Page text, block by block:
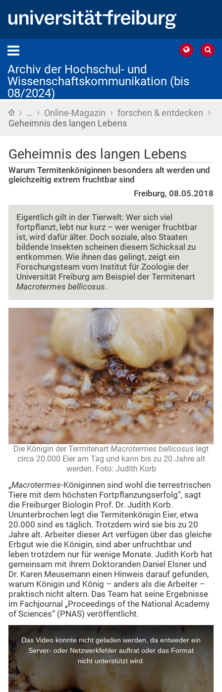
Archiv der Hochschul- und
Wissenschaftskommunikation (bis
08/2024)
Startseite
› … › Online-Magazin › forschen & entdecken ›
Geheimnis des langen Lebens
Geheimnis des langen Lebens
Warum Termitenköniginnen besonders alt werden und
gleichzeitig extrem fruchtbar sind
Freiburg, 08.05.2018
Eigentlich gilt in der Tierwelt: Wer sich viel
fortpflanzt, lebt nur kurz – wer weniger fruchtbar
ist, wird dafür älter. Doch soziale, also Staaten
bildende Insekten scheinen diesem Schicksal zu
entkommen. Wie ihnen das gelingt, zeigt ein
Forschungsteam vom Institut für Zoologie der
Universität Freiburg am Beispiel der Termitenart
Macrotermes bellicosus.
Die Königin der Termitenart Macrotermes bellicosus legt
circa 20.000 Eier am Tag und kann bis zu 20 Jahre alt
werden. Foto: Judith Korb
„Macrotermes-Königinnen sind wohl die terrestrischen
Tiere mit dem höchsten Fortpflanzungserfolg“, sagt
die Freiburger Biologin Prof. Dr. Judith Korb.
Ununterbrochen legt die Termitenkönigin Eier, etwa
20.000 sind es täglich. Trotzdem wird sie bis zu 20
Jahre alt. Arbeiter dieser Art verfügen über das gleiche
Erbgut wie die Königin, sind aber unfruchtbar und
leben trotzdem nur für wenige Monate. Judith Korb hat
gemeinsam mit ihrem Doktoranden Daniel Elsner und
Dr. Karen Meusemann einen Hinweis darauf gefunden,
warum Königin und König – anders als die Arbeiter –
praktisch nicht altern. Das Team hat seine Ergebnisse
im Fachjournal „Proceedings of the National Academy
of Sciences“ (PNAS) veröffentlicht.